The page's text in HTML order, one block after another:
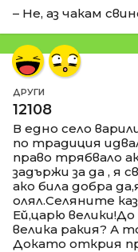
– Не, аз чакам
ДРУГИ
12108
В едно село
по традиция
право трябвало
задържи за да , я
ако била добра
олял.Селяните
Ей,царю
велика ракия? А
Докато открия